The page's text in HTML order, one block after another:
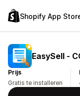
Shopify App
EasySell ‑
Prijs
Gratis te installeren